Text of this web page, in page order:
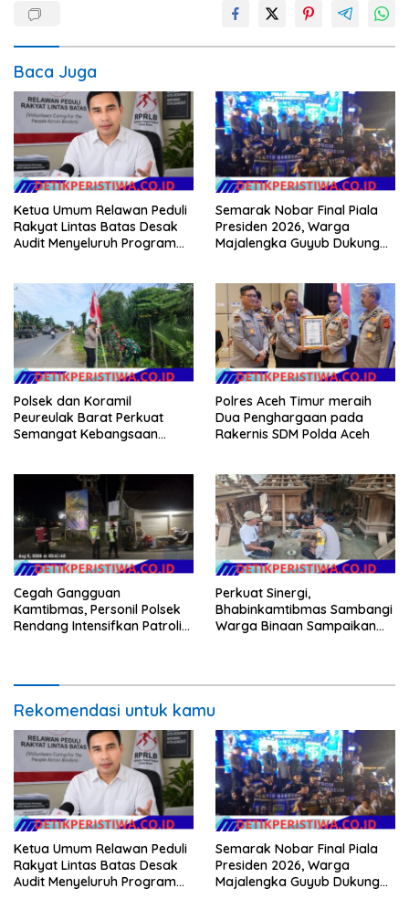
Baca Juga
Ketua Umum Relawan Peduli
Rakyat Lintas Batas Desak
Audit Menyeluruh Program
Kinerja Dinas Pertanian
Semarak Nobar Final Piala
Presiden 2026, Warga
Majalengka Guyub Dukung
Polsek dan Koramil
Peureulak Barat Perkuat
Semangat Kebangsaan
Polres Aceh Timur meraih
Dua Penghargaan pada
Rakernis SDM Polda Aceh
Cegah Gangguan
Kamtibmas, Personil Polsek
Rendang Intensifkan Patroli
Perkuat Sinergi,
Bhabinkamtibmas Sambangi
Warga Binaan Sampaikan
Rekomendasi untuk kamu
Ketua Umum Relawan Peduli
Rakyat Lintas Batas Desak
Audit Menyeluruh Program
Semarak Nobar Final Piala
Presiden 2026, Warga
Majalengka Guyub Dukung